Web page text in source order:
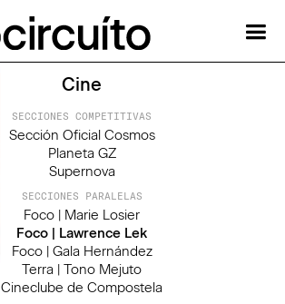
Cine
SECCIONES COMPETITIVAS
Sección Oficial Cosmos
Planeta GZ
Supernova
SECCIONES PARALELAS
Foco | Marie Losier
Foco | Lawrence Lek
Foco | Gala Hernández
Terra | Tono Mejuto
Cineclube de Compostela